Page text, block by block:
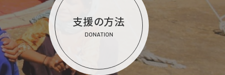
支援の方法
DONATION